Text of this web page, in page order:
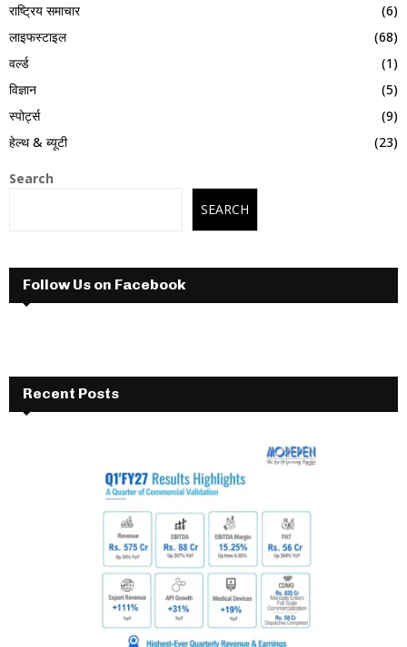
राष्ट्रिय समाचार
(6)
लाइफस्टाइल
(68)
वर्ल्ड
(1)
विज्ञान
(5)
स्पोर्ट्स
(9)
हेल्थ & ब्यूटी
(23)
Search
SEARCH
Follow Us on Facebook
Recent Posts